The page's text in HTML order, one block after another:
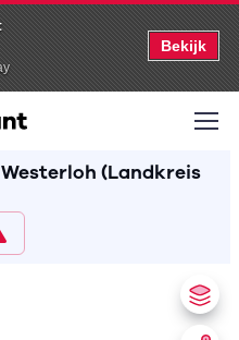
Bekijk
(Landkreis